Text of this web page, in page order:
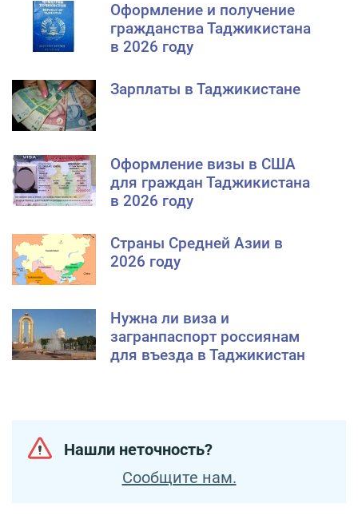
Оформление и получение
гражданства Таджикистана
в 2026 году
Зарплаты в Таджикистане
Оформление визы в США
для граждан Таджикистана
в 2026 году
Страны Средней Азии в
2026 году
Нужна ли виза и
загранпаспорт россиянам
для въезда в Таджикистан
Нашли неточность?
Сообщите нам.